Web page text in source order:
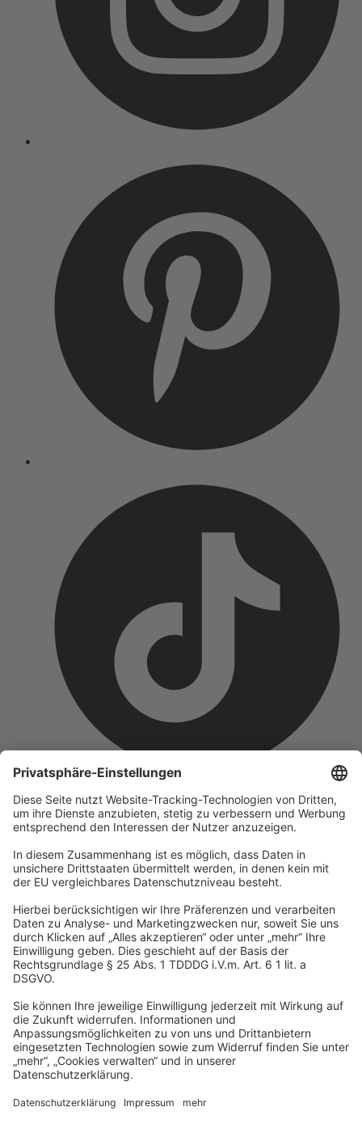
Unternehmen
Wir sind Teil der REWE Group und ihrer Touristiksparte
DERTOUR Group. Damit gehören wir zu einer der größten
touristischen Unternehmensgruppen in Europa.
© 2026A-ROSA Hotels
Presse
Datenschutz